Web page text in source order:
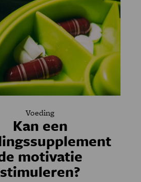
Voeding
Kan een
motivatie
stimuleren?